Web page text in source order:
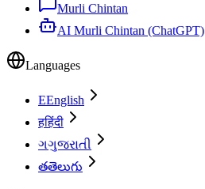
Murli Chintan
AI Murli Chintan (ChatGPT)
Languages
EEnglish
हहिंदी
ગગુજરાતી
తతెలుగు